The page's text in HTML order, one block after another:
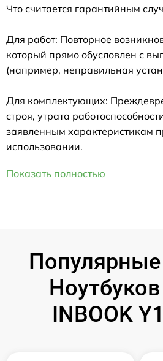
Что считается гарантийным
Для работ: Повторное
который прямо обусловлен с
(например, неправильная
Для комплектующих:
строя, утрата
заявленным характеристикам
использовании.
Показать полностью
INBOOK